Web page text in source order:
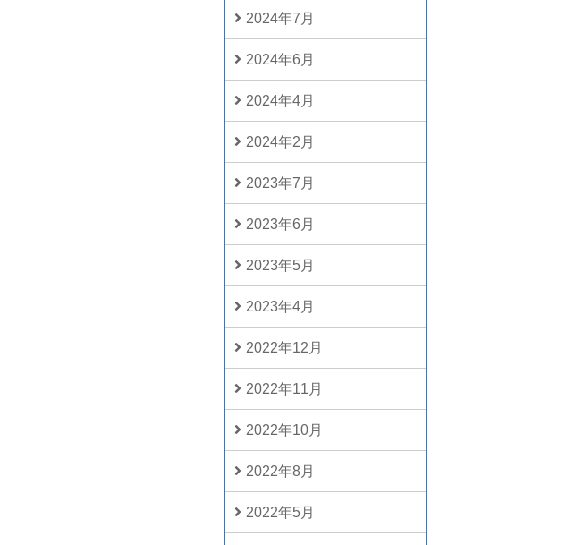
2024年7月
2024年6月
2024年4月
2024年2月
2023年7月
2023年6月
2023年5月
2023年4月
2022年12月
2022年11月
2022年10月
2022年8月
2022年5月